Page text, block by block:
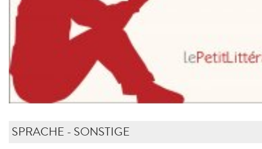
SPRACHE - SONSTIGE